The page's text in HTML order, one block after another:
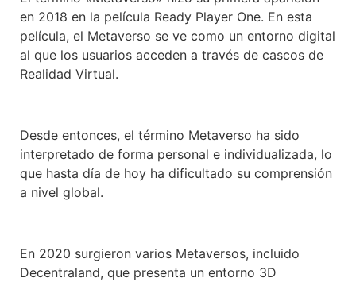
en 2018 en la película Ready Player One. En esta
película, el Metaverso se ve como un entorno digital
al que los usuarios acceden a través de cascos de
Realidad Virtual.
Desde entonces, el término Metaverso ha sido
interpretado de forma personal e individualizada, lo
que hasta día de hoy ha dificultado su comprensión
a nivel global.
En 2020 surgieron varios Metaversos, incluido
Decentraland, que presenta un entorno 3D